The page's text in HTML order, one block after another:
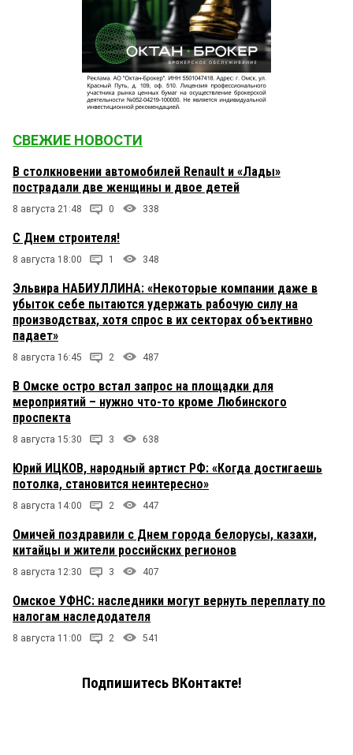
СВЕЖИЕ НОВОСТИ
В столкновении автомобилей Renault и «Лады»
пострадали две женщины и двое детей
8 августа 21:48 0 338
С Днем строителя!
8 августа 18:00 1 348
Эльвира НАБИУЛЛИНА: «Некоторые компании даже в
убыток себе пытаются удержать рабочую силу на
производствах, хотя спрос в их секторах объективно
падает»
8 августа 16:45 2 487
В Омске остро встал запрос на площадки для
мероприятий – нужно что-то кроме Любинского
проспекта
8 августа 15:30 3 638
Юрий ИЦКОВ, народный артист РФ: «Когда достигаешь
потолка, становится неинтересно»
8 августа 14:00 2 447
Омичей поздравили с Днем города белорусы, казахи,
китайцы и жители российских регионов
8 августа 12:30 3 407
Омское УФНС: наследники могут вернуть переплату по
налогам наследодателя
8 августа 11:00 2 541
Подпишитесь ВКонтакте!